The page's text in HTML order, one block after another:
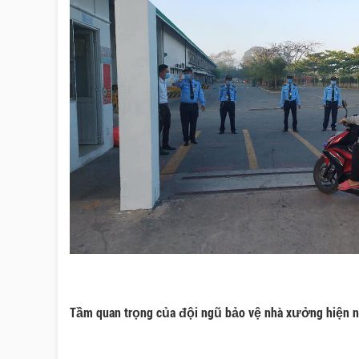
Tầm quan trọng của đội ngũ bảo vệ nhà xưởng hiện